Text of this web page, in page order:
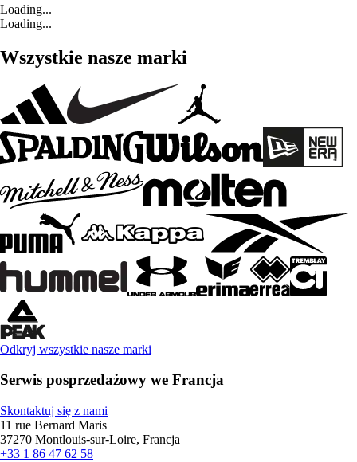
Loading...
Loading...
Wszystkie nasze marki
Odkryj wszystkie nasze marki
Serwis posprzedażowy we Francja
Skontaktuj się z nami
11 rue Bernard Maris
37270 Montlouis-sur-Loire, Francja
+33 1 86 47 62 58